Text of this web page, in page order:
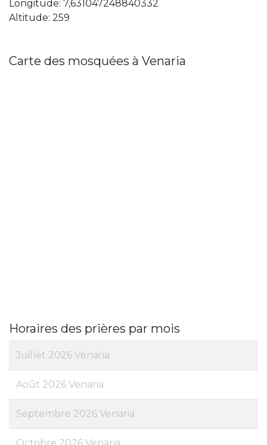
Longitude: 7,631047248840332
Altitude: 259
Carte des mosquées à Venaria
Horaires des prières par mois
Juillet 2026 Venaria
Août 2026 Venaria
Septembre 2026 Venaria